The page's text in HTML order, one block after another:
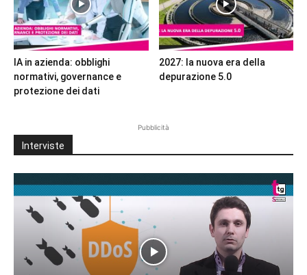
IA in azienda: obblighi
normativi, governance e
protezione dei dati
2027: la nuova era della
depurazione 5.0
Pubblicità
Interviste